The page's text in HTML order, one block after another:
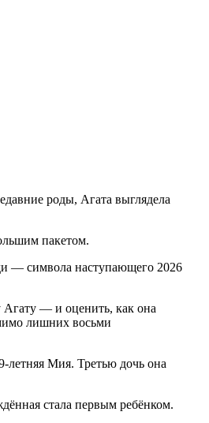
роды, Агата выглядела
пакетом.
— символа наступающего 2026
Агату — и оценить, как она
лишних восьми
Мия. Третью дочь она
стала первым ребёнком.